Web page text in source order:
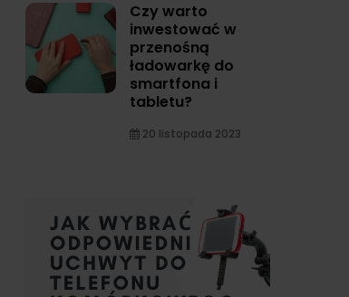
Czy warto
inwestować w
przenośną
ładowarkę do
smartfona i
tabletu?
20 listopada 2023